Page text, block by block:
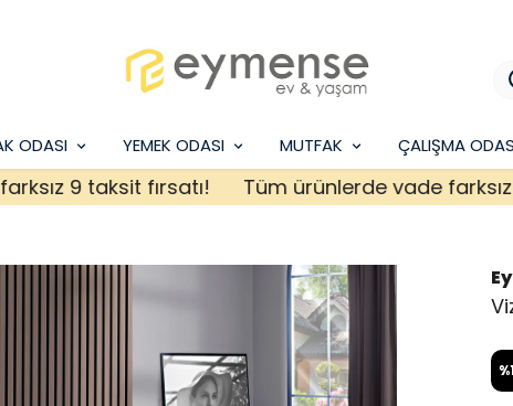
ODASI YEMEK ODASI MUTFAK ÇALIŞMA
9 taksit fırsatı! Tüm ürünlerde vade farksız 9
%